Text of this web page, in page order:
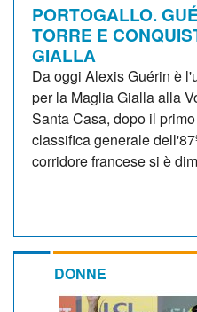
PORTOGALLO.
TORRE E
GIALLA
Da oggi Alexis Guérin è
per la Maglia Gialla alla
Santa Casa, dopo il
classifica generale
corridore francese si è
DONNE